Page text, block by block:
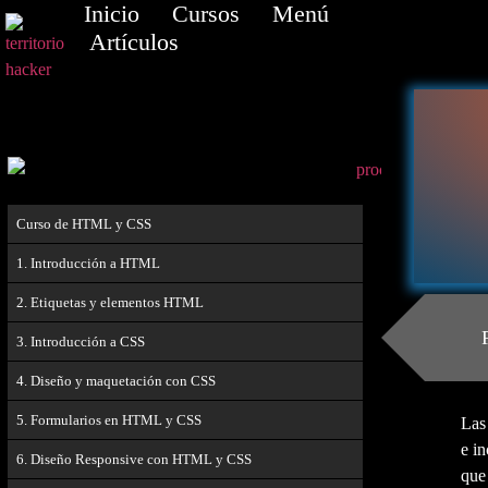
Inicio Cursos
Menú
Artículos
Curso de HTML y CSS
1. Introducción a HTML
2. Etiquetas y elementos HTML
3. Introducción a CSS
4. Diseño y maquetación con CSS
5. Formularios en HTML y CSS
6. Diseño Responsive con HTML y CSS
e